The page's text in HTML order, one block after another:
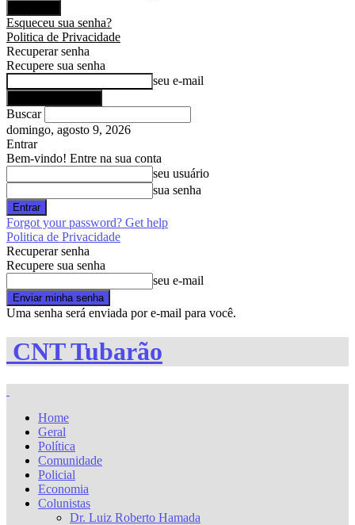
Esqueceu sua senha?
Politica de Privacidade
Recuperar senha
Recupere sua senha
seu e-mail
Buscar
domingo, agosto 9, 2026
Entrar
Bem-vindo! Entre na sua conta
seu usuário
sua senha
Forgot your password? Get help
Politica de Privacidade
Recuperar senha
Recupere sua senha
seu e-mail
Uma senha será enviada por e-mail para você.
CNT Tubarão
Home
Geral
Política
Comunidade
Policial
Economia
Colunistas
Dr. Luiz Roberto Hamada